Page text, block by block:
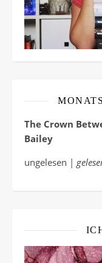
The Crown
Bailey
ungelesen |